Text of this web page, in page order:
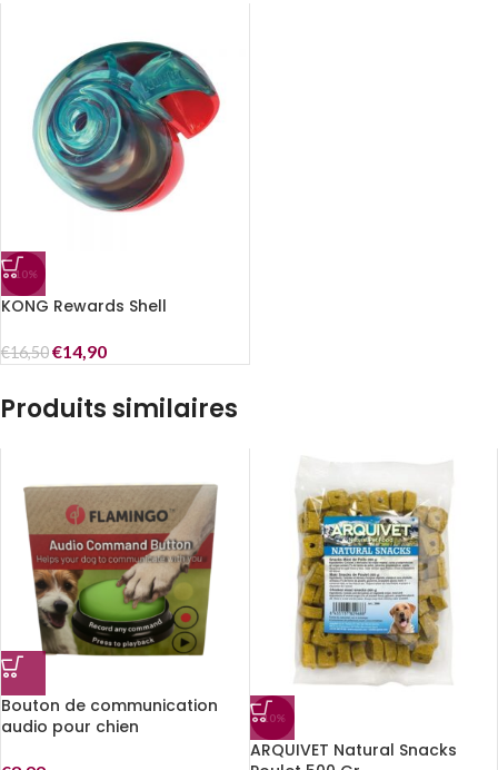
-10%
KONG Rewards Shell
€16,50€14,90
Produits similaires
Bouton de communication
audio pour chien
-10%
ARQUIVET Natural Snacks